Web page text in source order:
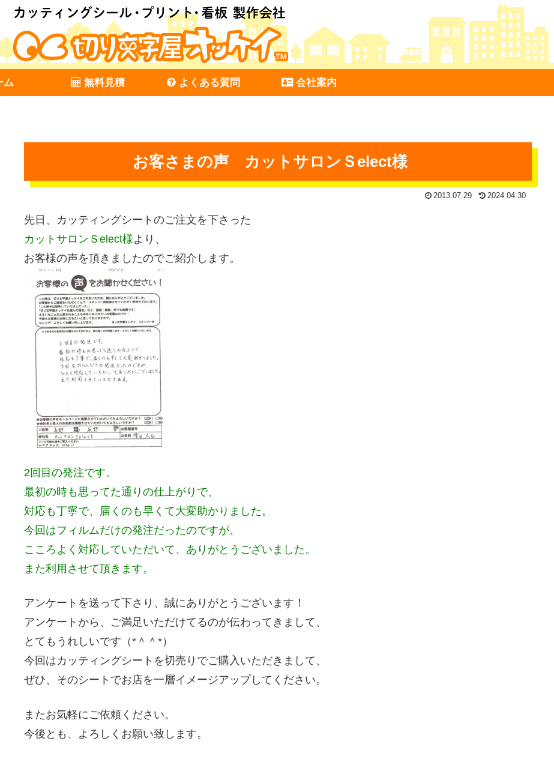
ム 無料見積 よくある質問 会社案内
お客さまの声 カットサロンＳelect様
2013.07.29 2024.04.30
先日、カッティングシートのご注文を下さった
カットサロンＳelect様より、
お客様の声を頂きましたのでご紹介します。
2回目の発注です。
最初の時も思ってた通りの仕上がりで、
対応も丁寧で、届くのも早くて大変助かりました。
今回はフィルムだけの発注だったのですが、
こころよく対応していただいて、ありがとうございました。
また利用させて頂きます。
アンケートを送って下さり、誠にありがとうございます！
アンケートから、ご満足いただけてるのが伝わってきまして、
とてもうれしいです（*＾＾*）
今回はカッティングシートを切売りでご購入いただきまして、
ぜひ、そのシートでお店を一層イメージアップしてください。
またお気軽にご依頼ください。
今後とも、よろしくお願い致します。